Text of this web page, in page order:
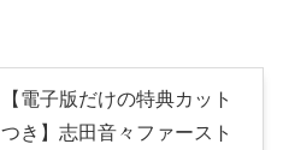
【電子版だけの特典カット
つき】志田音々ファースト